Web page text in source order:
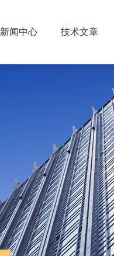
新闻中心 技术文章